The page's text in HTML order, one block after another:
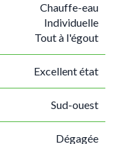
Chauffe-eau
Individuelle
Tout à l'égout
Excellent état
Sud-ouest
Dégagée